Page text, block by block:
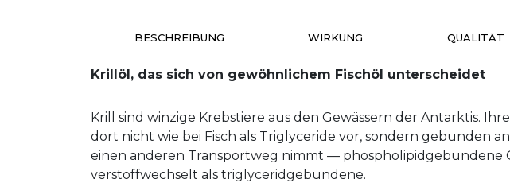
BESCHREIBUNG WIRKUNG QUALITÄT
Krillöl, das sich von gewöhnlichem Fischöl unterscheidet
Krill sind winzige Krebstiere aus den Gewässern der Antarktis.
dort nicht wie bei Fisch als Triglyceride vor, sondern gebunden
einen anderen Transportweg nimmt —
verstoffwechselt als triglyceridgebundene.